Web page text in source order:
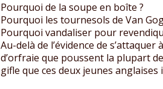
Pourquoi de la soupe en boîte ?
Pourquoi les tournesols de Van
Pourquoi vandaliser pour
Au-delà de l’évidence de
d’orfraie que poussent la plupart
gifle que ces deux jeunes